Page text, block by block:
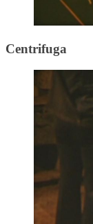
Centrifuga